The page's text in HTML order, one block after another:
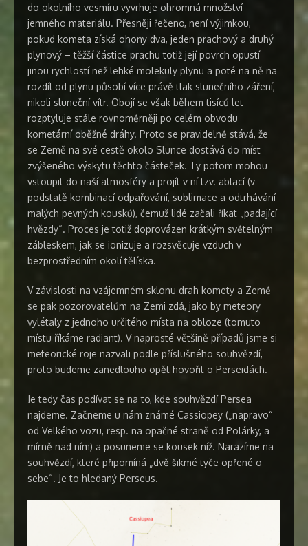
do okolního vesmíru vyvrhuje ohromná množství
jemného materiálu. Přesněji řečeno, není výjimkou,
pokud kometa získá ohony dva, jeden prachový a druhý
plynový – těžší částice prachu totiž její povrch opustí
jinou rychlostí než lehké molekuly plynu a poté na ně na
rozdíl od plynu působí více právě tlak slunečního záření,
nikoli sluneční vítr. Obojí se však během tisíců let
rozptyluje stále rovnoměrněji po celém obvodu
kometární oběžné dráhy. Proto se pravidelně stává, že
se Země na své cestě okolo Slunce dostává do míst
zvýšeného výskytu těchto částeček. Ty potom mohou
vstoupit do naší atmosféry a projít v ní tzv. ablací (v
podstatě kombinací odpařování, sublimace a odtrhávání
malých pevných kousků), čemuž lidé začali říkat „padající
hvězdy“. Proces je totiž doprovázen krátkým světelným
zábleskem, jak se ionizuje a rozsvěcuje vzduch v
bezprostředním okolí tělíska.
V závislosti na vzájemném sklonu drah komety a Země
se pak pozorovatelům na Zemi zdá, jako by meteory
vylétaly z jednoho určitého místa na obloze (tomuto
místu říkáme radiant). V naprosté většině případů jsme si
meteorické roje nazvali podle příslušného souhvězdí,
proto budeme zanedlouho opět hovořit o Perseidách.
Je tedy čas podívat se na to, kde souhvězdí Persea
najdeme. Začneme u nám známé Cassiopey („napravo“
od Velkého vozu, resp. na opačné straně od Polárky, a
mírně nad ním) a posuneme se kousek níž. Narazíme na
souhvězdí, které připomíná „dvě šikmé tyče opřené o
sebe“. Je to hledaný Perseus.